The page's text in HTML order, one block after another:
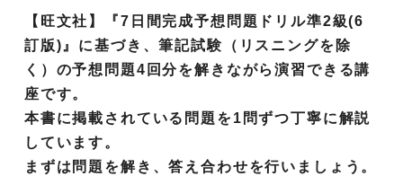
・立命館大英語
・南山大英語
・国公立大英語(英作文対策にオススメ)
・阪大英語(自由英作文対策にオススメ)
・京大英語
・共通テスト古文過去問演習
・共通テストレベル古文演習
・ＭＡＲＣＨ関関同立古文
・国公立二次対策古文
・最難関大の古文
・漢文読解(教科書レベル)
・共通テスト化学過去問演習
・共通テストレベル化学
・《ベリトレ》生物基礎一問一答
・生物基礎講義
・《ベリトレ》生物一問一答
・理系生物講義
・世界史講義＜私大対策＞
・世界史講義（文化史）＜私大対策＞
・世界史演習＜私大対策＞
・世界史難関大論述演習＜国公立2次・私立論述
対策＞
・地理総合
【旺文社】『7日間完成予想問題ドリル準2級(6
訂版)』に基づき、筆記試験（リスニングを除
く）の予想問題4回分を解きながら演習できる講
座です。
本書に掲載されている問題を1問ずつ丁寧に解説
しています。
まずは問題を解き、答え合わせを行いましょう。